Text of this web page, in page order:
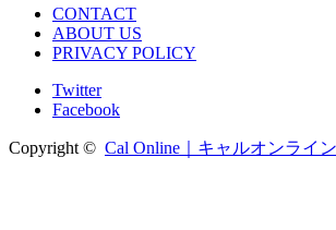
CONTACT
ABOUT US
PRIVACY POLICY
Twitter
Facebook
Copyright © Cal Online｜キャルオンライン